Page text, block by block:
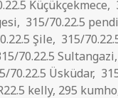
Küçükçekmece,
, 315/70.22.5
Şile, 315/
70.22.5 Sultangazi,
70.22.5 Üsküdar,
kelly, 295 kumho